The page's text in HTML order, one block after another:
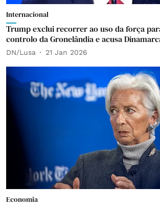
Internacional
Trump exclui recorrer ao uso da força
controlo da Gronelândia e acusa
DN/Lusa 21 Jan 2026
Economia